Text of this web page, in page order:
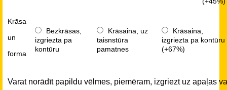
Krāsa
un
forma
Bezkrāsas,
izgriezta pa
kontūru
Krāsaina, uz
taisnstūra
pamatnes
Krāsaina,
izgriezta pa kontūru
(+67%)
Varat norādīt papildu vēlmes, piemēram, izgriezt uz apaļas